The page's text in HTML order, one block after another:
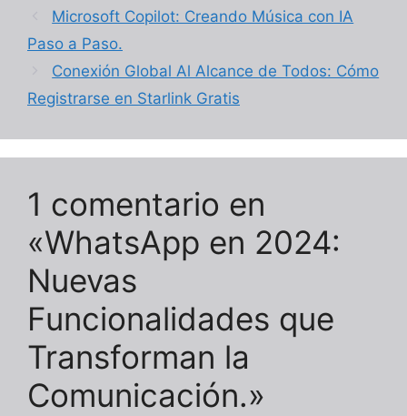
Microsoft Copilot: Creando Música con IA
Paso a Paso.
Conexión Global Al Alcance de Todos: Cómo
Registrarse en Starlink Gratis
1 comentario en
«WhatsApp en 2024:
Nuevas
Funcionalidades que
Transforman la
Comunicación.»